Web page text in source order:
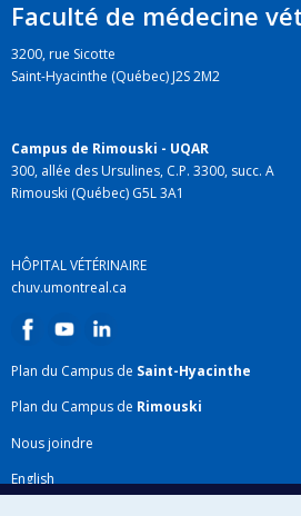
Faculté de médecine
3200, rue Sicotte
Saint-Hyacinthe (Québec) J2S 2M2
Campus de Rimouski - UQAR
300, allée des Ursulines, C.P. 3300, succ. A
Rimouski (Québec) G5L 3A1
HÔPITAL VÉTÉRINAIRE
chuv.umontreal.ca
Plan du Campus de Saint-Hyacinthe
Plan du Campus de Rimouski
Nous joindre
English